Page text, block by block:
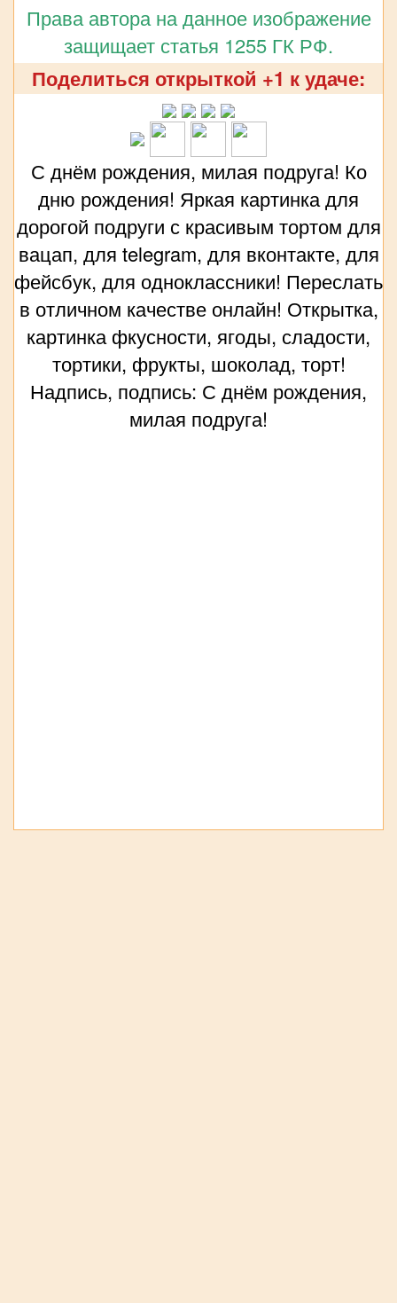
Права автора на данное изображение
защищает статья 1255 ГК РФ.
Поделиться открыткой +1 к удаче:
С днём рождения, милая подруга! Ко
дню рождения! Яркая картинка для
дорогой подруги с красивым тортом для
вацап, для telegram, для вконтакте, для
фейсбук, для одноклассники! Переслать
в отличном качестве онлайн! Открытка,
картинка фкусности, ягоды, сладости,
тортики, фрукты, шоколад, торт!
Надпись, подпись: С днём рождения,
милая подруга!